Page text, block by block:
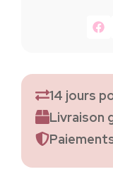
14 jours
Livraison